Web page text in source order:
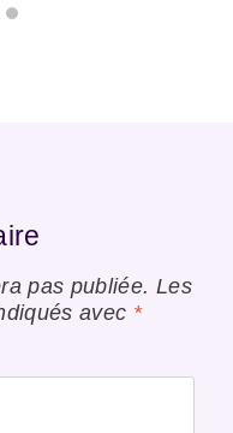
pas publiée. Les
avec *